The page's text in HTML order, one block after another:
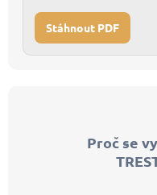
Stáhnout PDF
Proč se